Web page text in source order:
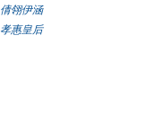
倩翎伊涵
孝惠皇后